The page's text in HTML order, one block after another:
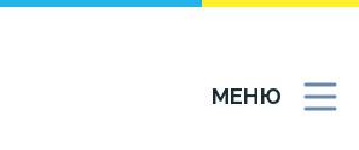
МЕНЮ